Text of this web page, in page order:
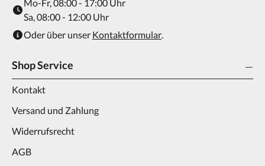
Mo-Fr, 08:00 - 17:00 Uhr
Sa, 08:00 - 12:00 Uhr
Oder über unser Kontaktformular.
Shop Service
Kontakt
Versand und Zahlung
Widerrufsrecht
AGB